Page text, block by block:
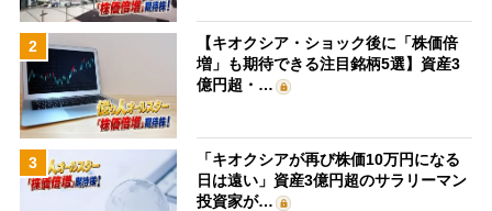
2
【キオクシア・ショック後に「株価倍
増」も期待できる注目銘柄5選】資産3
億円超・…
3
「キオクシアが再び株価10万円になる
日は遠い」資産3億円超のサラリーマン
投資家が…